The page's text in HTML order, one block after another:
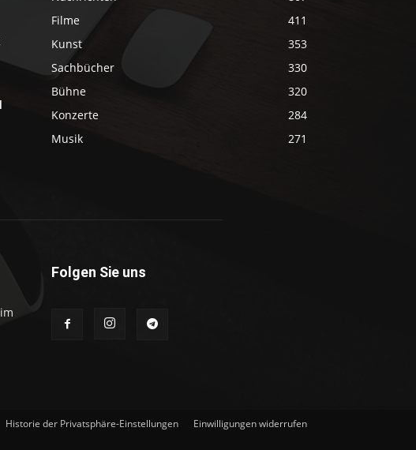
Filme
411
Kunst
353
Sachbücher
330
Bühne
320
Konzerte
284
Musik
271
Folgen Sie uns
Historie der Privatsphäre-Einstellungen Einwilligungen widerrufen